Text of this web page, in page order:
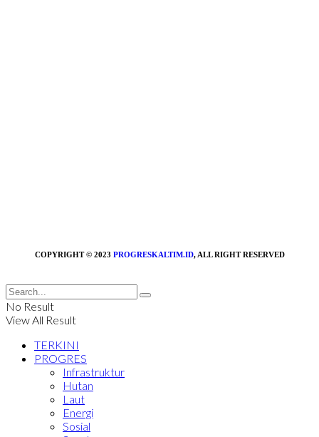
COPYRIGHT © 2023 PROGRESKALTIM.ID, ALL RIGHT RESERVED
No Result
View All Result
TERKINI
PROGRES
Infrastruktur
Hutan
Laut
Energi
Sosial